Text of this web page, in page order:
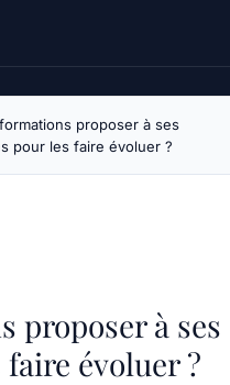
proposer à ses
pour les faire évoluer ?
proposer à ses
évoluer ?